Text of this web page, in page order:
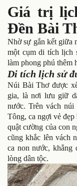
Giá trị
Đền Bài
Nhờ sự gắn kết giữa
một cụm di tích lịch
làm phong phú thêm
Di tích lịch sử
Núi Bài Thơ được
gia, là nơi lưu giữ
nước. Trên vách
Tông, ca ngợi vẻ
quật cường của con
cũng khắc lên vách
ca non nước, khẳng
lòng dân tộc.